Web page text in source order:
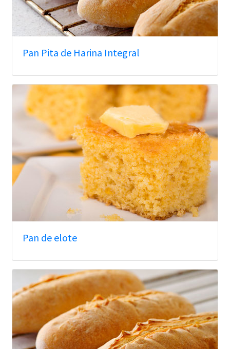
Pan Pita de Harina Integral
Pan de elote